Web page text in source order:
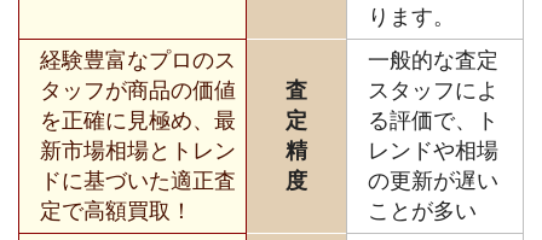
ります。
経験豊富なプロのス
タッフが商品の価値
を正確に見極め、最
新市場相場とトレン
ドに基づいた適正査
定で高額買取！
査
定
精
度
一般的な査定
スタッフによ
る評価で、ト
レンドや相場
の更新が遅い
ことが多い